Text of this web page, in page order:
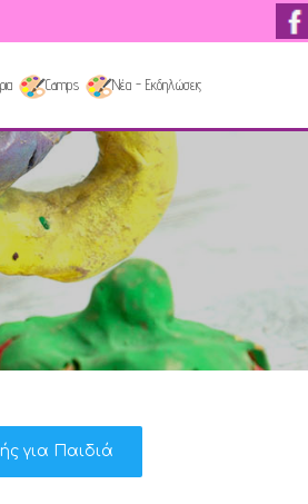
Camps Νέα - Εκδηλώσεις
για Παιδιά